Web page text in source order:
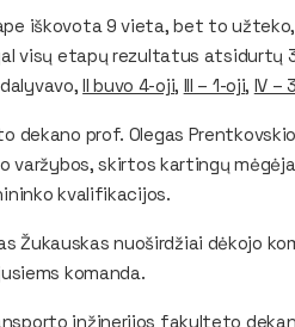
iškovota 9 vieta, bet to užteko,
visų etapų rezultatus atsidurtų
II buvo 4-oji, III – 1-oji, IV –
dekano prof. Olegas
skirtos kartingų
kvalifikacijos.
Žukauskas nuoširdžiai dėkojo
komanda.
inžinerijos fakulteto